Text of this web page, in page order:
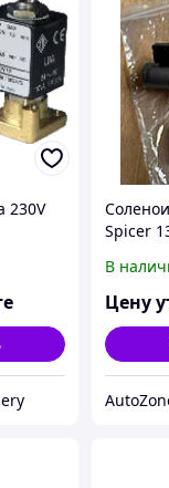
230V
Spicer
В
Цену